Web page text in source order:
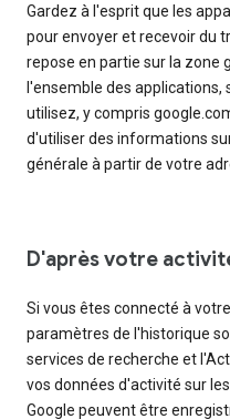
Gardez à l'esprit que les
pour envoyer et recevoir du
repose en partie sur la zone
l'ensemble des applications,
utilisez, y compris
d'utiliser des informations
générale à partir de votre
D'après votre
Si vous êtes connecté à
paramètres de l'historique
services de recherche et
vos données d'activité sur
Google peuvent être